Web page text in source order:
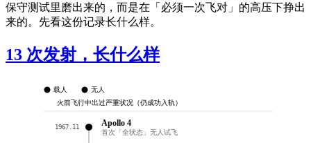
保守测试里磨出来的，而是在「必须一次飞对」的高压下挣出
来的。先看这份记录长什么样。
13 次发射，长什么样
载人 无人
火箭飞行中出过严重状况（仍成功入轨）
1967.11 Apollo 4
首次「全状态」无人试飞